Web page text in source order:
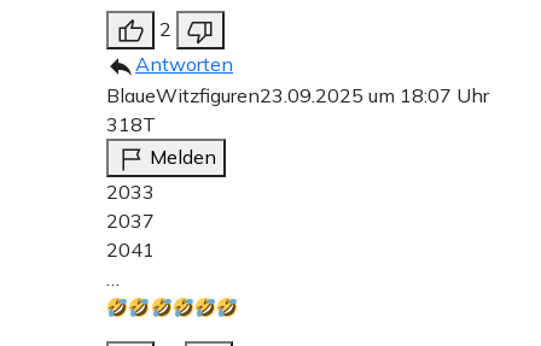
2
Antworten
BlaueWitzfiguren23.09.2025 um 18:07 Uhr
318T
Melden
2033
2037
2041
…